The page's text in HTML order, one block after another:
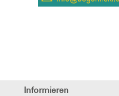
Informieren